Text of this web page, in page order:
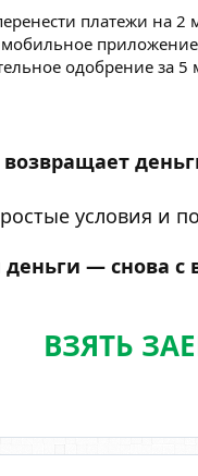
платежи на 2
мобильное
одобрение за 5
условия и
— снова с
ВЗЯТЬ